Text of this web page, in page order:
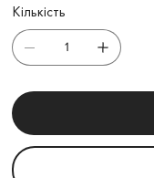
Кількість